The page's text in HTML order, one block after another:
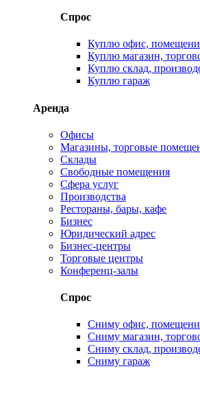
Спрос
Куплю офис,
Куплю магазин,
Куплю склад,
Куплю гараж
Аренда
Офисы
Магазины, торговые
Склады
Свободные помещения
Сфера услуг
Производства
Рестораны, бары, кафе
Бизнес
Юридический адрес
Бизнес-центры
Торговые центры
Конференц-залы
Спрос
Сниму офис,
Сниму магазин,
Сниму склад,
Сниму гараж